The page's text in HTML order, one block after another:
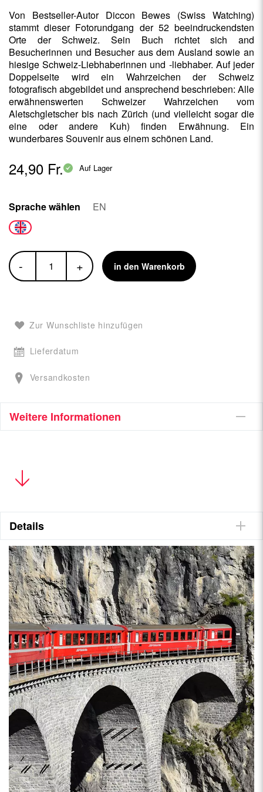
Von Bestseller-Autor Diccon Bewes (Swiss Watching)
stammt dieser Fotorundgang der 52 beeindruckendsten
Orte der Schweiz. Sein Buch richtet sich and
Besucherinnen und Besucher aus dem Ausland sowie an
hiesige Schweiz-Liebhaberinnen und -liebhaber. Auf jeder
Doppelseite wird ein Wahrzeichen der Schweiz
fotografisch abgebildet und ansprechend beschrieben: Alle
erwähnenswerten Schweizer Wahrzeichen vom
Aletschgletscher bis nach Zürich (und vielleicht sogar die
eine oder andere Kuh) finden Erwähnung. Ein
wunderbares Souvenir aus einem schönen Land.
24,90 Fr. Auf Lager
Sprache wählen EN
- + in den Warenkorb
Zur Wunschliste hinzufügen
Lieferdatum
Versandkosten
Weitere Informationen
Details